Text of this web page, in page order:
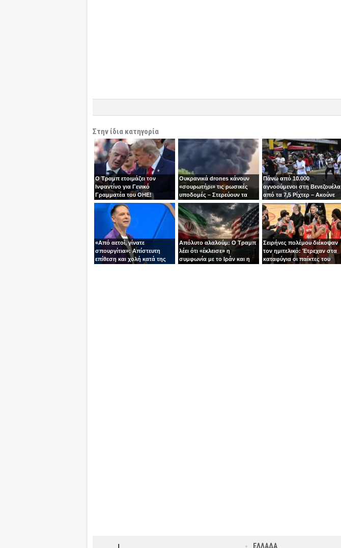
Στην ίδια κατηγορία
Ο Τραμπ ετοιμάζει τον
Ινφαντίνο για Γενικό
Γραμματέα του ΟΗΕ!
Ουκρανικά drones κάνουν
«σουρωτήρι» τις ρωσικές
υποδομές – Στερεύουν τα
καύσιμα του Πούτιν
Πάνω από 10.000
αγνοούμενοι στη Βενεζουέλα
από τα 7,5 Ρίχτερ – Ακούνε
φωνές κάτω από τα
συντρίμμια
«Από αετοί, γίνατε
σπουργίτια»: Απίστευτη
επίθεση και χολή κατά της
Απόλυτο αλαλούμ: Ο Τραμπ
λέει ότι «έκλεισε» η
συμφωνία με το Ιράν και η
Σειρήνες πολέμου διέκοψαν
τον ημιτελικό: Έτρεχαν στα
καταφύγια οι παίκτες του
ΕΛΛΑΔΑ